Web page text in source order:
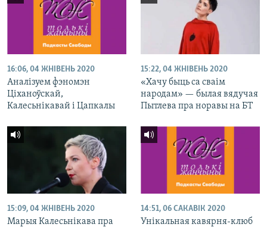
16:06, 04 ЖНІВЕНЬ 2020
Аналізуем фэномэн
Ціханоўскай,
Калесьнікавай і Цапкалы
15:22, 04 ЖНІВЕНЬ 2020
«Хачу быць са сваім
народам» — былая вядучая
Пытлева пра норавы на БТ
15:09, 04 ЖНІВЕНЬ 2020
Марыя Калесьнікава пра
14:51, 06 САКАВІК 2020
Унікальная кавярня-клюб